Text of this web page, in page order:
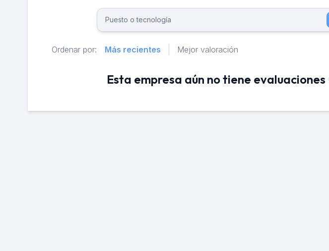
Ordenar por: Más recientes Mejor valoración
Esta empresa aún no tiene evaluaciones